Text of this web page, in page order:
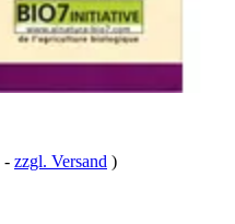
- zzgl. Versand )